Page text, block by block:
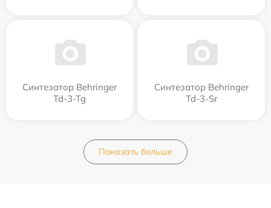
Синтезатор Behringer
Td-3-Tg
Синтезатор Behringer
Td-3-Sr
Показать больше